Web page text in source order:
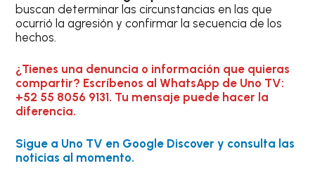
buscan determinar las circunstancias en las que
ocurrió la agresión y confirmar la secuencia de los
hechos.
¿Tienes una denuncia o información que quieras
compartir? Escríbenos al WhatsApp de Uno TV:
+52 55 8056 9131. Tu mensaje puede hacer la
diferencia.
Sigue a Uno TV en Google Discover y consulta las
noticias al momento.